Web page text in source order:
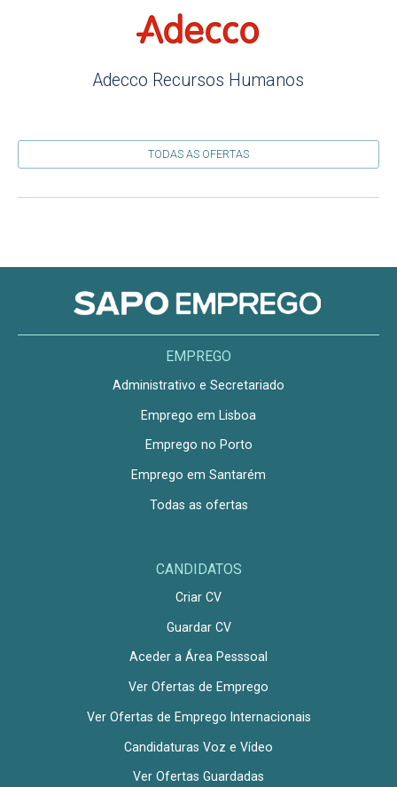
Adecco Recursos Humanos
TODAS AS OFERTAS
EMPREGO
Administrativo e Secretariado
Emprego em Lisboa
Emprego no Porto
Emprego em Santarém
Todas as ofertas
CANDIDATOS
Criar CV
Guardar CV
Aceder a Área Pesssoal
Ver Ofertas de Emprego
Ver Ofertas de Emprego Internacionais
Candidaturas Voz e Vídeo
Ver Ofertas Guardadas